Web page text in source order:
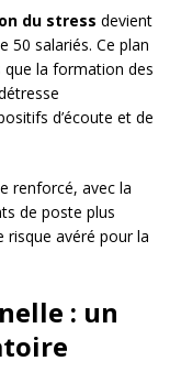
du stress devient
50 salariés. Ce plan
la formation des
d’écoute et de
renforcé, avec la
de poste plus
risque avéré pour la
: un